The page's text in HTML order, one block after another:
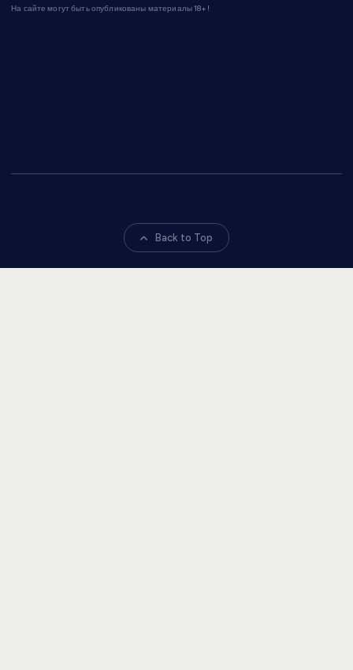
На сайте могут быть опубликованы материалы 18+!
Back to Top